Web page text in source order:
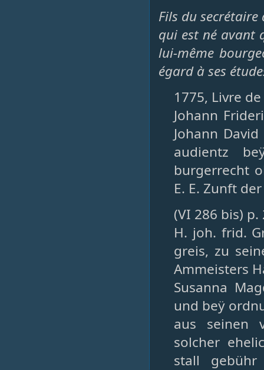
Fils du secrétaire
qui est né avant
lui-même
égard à ses
1775, Livre
Johann
Johann
audientz
burgerrecht
E. E. Zunft
(VI 286 bis)
H. joh. frid.
greis, zu
Ammeisters
Susanna
und beÿ
aus seinen
solcher
stall